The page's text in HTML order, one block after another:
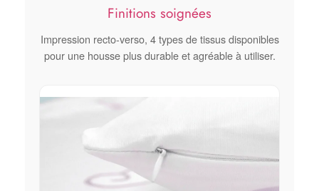
Finitions soignées
Impression recto-verso, 4 types de tissus disponibles
pour une housse plus durable et agréable à utiliser.